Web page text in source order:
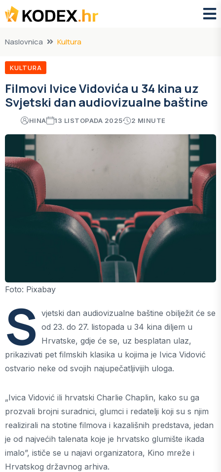
Naslovnica Kultura
KULTURA
Filmovi Ivice Vidovića u 34 kina uz
Svjetski dan audiovizualne baštine
HINA 13 LISTOPADA 2025 2 MINUTE
Foto: Pixabay
S vjetski dan audiovizualne baštine obilježit će se
od 23. do 27. listopada u 34 kina diljem u
Hrvatske, gdje će se, uz besplatan ulaz,
prikazivati pet filmskih klasika u kojima je Ivica Vidović
ostvario neke od svojih najupečatljivijih uloga.
„Ivica Vidović ili hrvatski Charlie Chaplin, kako su ga
prozvali brojni suradnici, glumci i redatelji koji su s njim
realizirali na stotine filmova i kazališnih predstava, jedan
je od najvećih talenata koje je hrvatsko glumište ikada
imalo”, ističe se u najavi organizatora, Kino mreže i
Hrvatskog državnog arhiva.